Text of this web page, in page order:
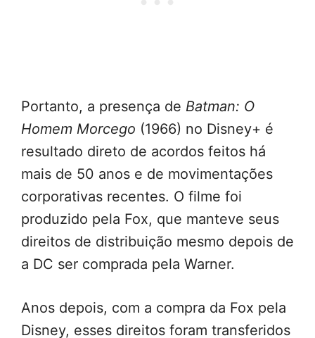
Portanto, a presença de Batman: O
Homem Morcego (1966) no Disney+ é
resultado direto de acordos feitos há
mais de 50 anos e de movimentações
corporativas recentes. O filme foi
produzido pela Fox, que manteve seus
direitos de distribuição mesmo depois de
a DC ser comprada pela Warner.
Anos depois, com a compra da Fox pela
Disney, esses direitos foram transferidos